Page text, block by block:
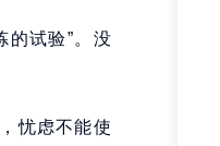
的试验”。没
忧虑不能使